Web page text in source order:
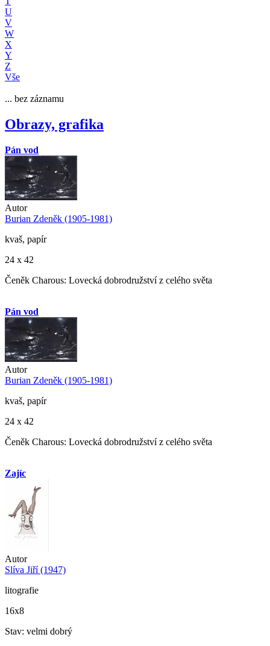
U
V
W
X
Y
Z
Vše
... bez záznamu
Obrazy, grafika
Pán vod
Autor
Burian Zdeněk (1905-1981)
kvaš, papír
24 x 42
Čeněk Charous: Lovecká dobrodružství z celého světa
Pán vod
Autor
Burian Zdeněk (1905-1981)
kvaš, papír
24 x 42
Čeněk Charous: Lovecká dobrodružství z celého světa
Zajíc
Autor
Slíva Jiří (1947)
litografie
16x8
Stav: velmi dobrý